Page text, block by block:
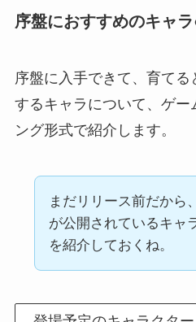
序盤におすすめのキャ
序盤に入手できて、育て
するキャラについて、ゲー
ング形式で紹介します。
まだリリース前だから
が公開されているキャ
を紹介しておくね。